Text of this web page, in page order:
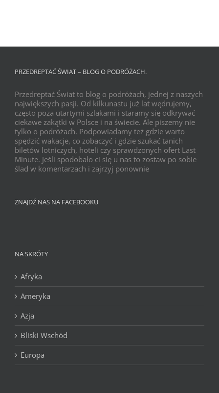
PRZEDREPTAĆ ŚWIAT – BLOG O PODRÓŻACH.
Przedreptać Świat to blog o podróżach, jednej z naszych
największych pasji. Od kilkunastu już lat wędrujemy,
często poza utartymi szlakami i staramy się odkrywać
ciekawe zakątki w Polsce i na świecie. Ale piszemy nie
tylko o podróżach. Podpowiadamy też gdzie warto
spędzić wakacje, co zobaczyć i gdzie szukać tanich
biletów lotniczych, hoteli czy sprawdzonych ofert Last
Minute. Jeśli spodobało ci się u nas to zostaw po sobie
ślad w komentarzach i zajrzyj ponownie
ZNAJDŹ NAS NA FACEBOOKU
NA SKRÓTY
Afryka
Ameryka
Azja
Bliski Wschód
Europa